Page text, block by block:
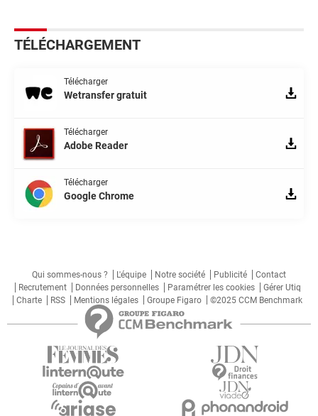
TÉLÉCHARGEMENT
Télécharger
Wetransfer gratuit
Télécharger
Adobe Reader
Télécharger
Google Chrome
Qui sommes-nous ? L'équipe Notre société Publicité
Contact
Recrutement
Données personnelles Paramétrer les cookies
Gérer Utiq
Charte
RSS Mentions légales Groupe Figaro ©2025 CCM Benchmark